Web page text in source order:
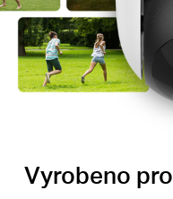
Vyrobeno